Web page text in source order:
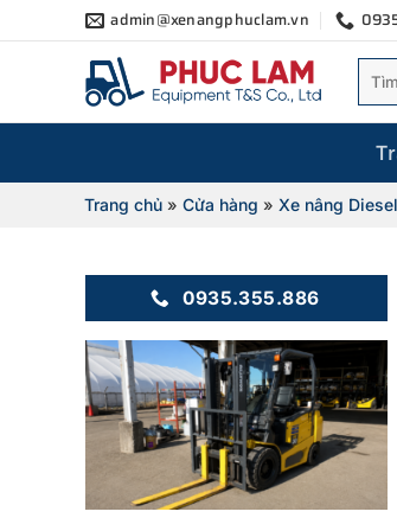
qua
admin@xenangphuclam.vn
kiếm:
Trang chủ» Cửa hàng » Xe nâng
0935.355.886